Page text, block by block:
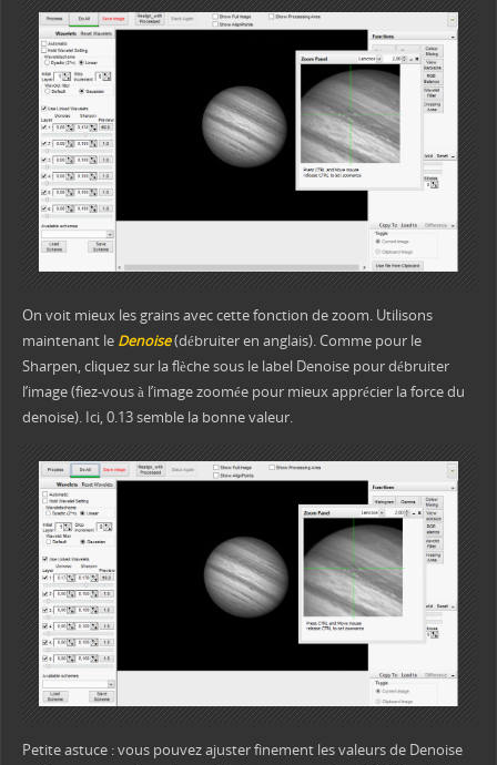
On voit mieux les grains avec cette fonction de zoom. Utilisons
maintenant le Denoise(débruiter en anglais). Comme pour le
Sharpen, cliquez sur la flèche sous le label Denoise pour débruiter
l’image (fiez-vous à l’image zoomée pour mieux apprécier la force du
denoise). Ici, 0.13 semble la bonne valeur.
Petite astuce : vous pouvez ajuster finement les valeurs de Denoise